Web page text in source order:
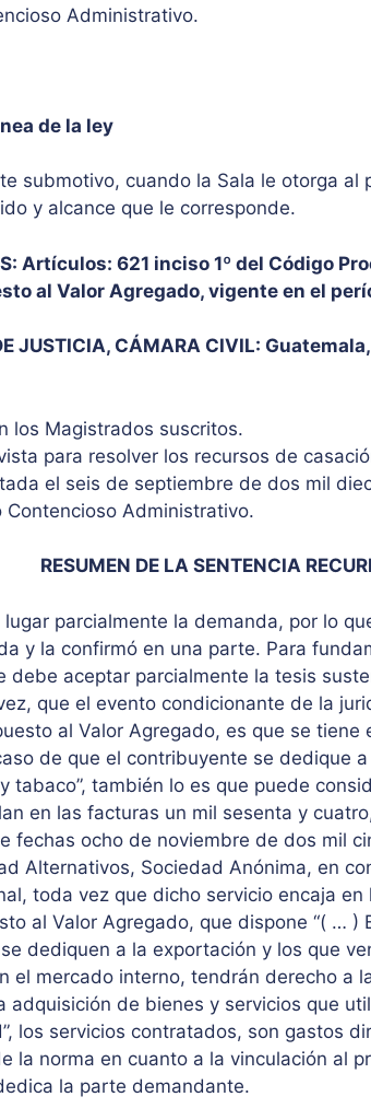
Administrativo.
de la ley
submotivo, cuando la Sala le otorga al
y alcance que le corresponde.
Artículos: 621 inciso 1º del Código
al Valor Agregado, vigente en el
JUSTICIA, CÁMARA CIVIL:
los Magistrados suscritos.
para resolver los recursos de
el seis de septiembre de dos mil
Contencioso Administrativo.
RESUMEN DE LA SENTENCIA
parcialmente la demanda, por lo
y la confirmó en una parte. Para
debe aceptar parcialmente la tesis
que el evento condicionante de la
al Valor Agregado, es que se
de que el contribuyente se dedique
tabaco”, también lo es que puede
en las facturas un mil sesenta y
fechas ocho de noviembre de dos mil
Alternativos, Sociedad Anónima, en
toda vez que dicho servicio encaja
al Valor Agregado, que dispone “( … )
dediquen a la exportación y los que
el mercado interno, tendrán derecho a
adquisición de bienes y servicios que
los servicios contratados, son gastos
la norma en cuanto a la vinculación al
la parte demandante.